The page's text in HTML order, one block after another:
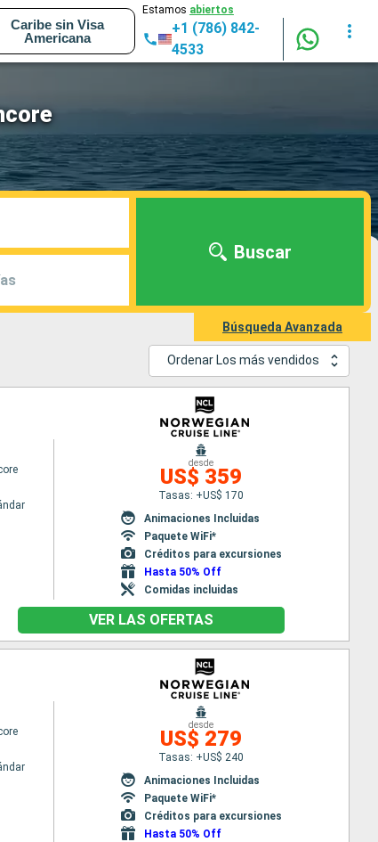
Caribe sin Visa
Americana
Estamos abiertos
+1 (786) 842-
4533
Buscar
Búsqueda Avanzada
Ordenar Los más vendidos
desde
US$ 359
Tasas: +US$ 170
Animaciones Incluidas
Paquete WiFi*
Créditos para excursiones
Hasta 50% Off
Comidas incluidas
VER LAS OFERTAS
desde
US$ 279
Tasas: +US$ 240
Animaciones Incluidas
Paquete WiFi*
Créditos para excursiones
Hasta 50% Off